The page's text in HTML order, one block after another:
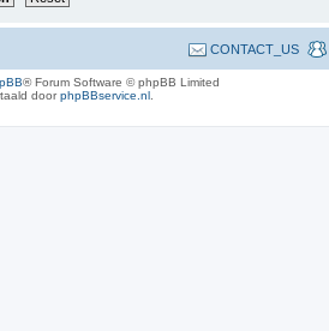
CONTACT_US
® Forum Software © phpBB Limited
doorphpBBservice.nl.